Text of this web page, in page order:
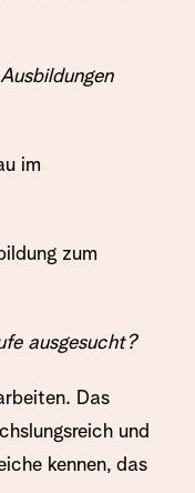
im
zum
ausgesucht?
Das
und
kennen, das